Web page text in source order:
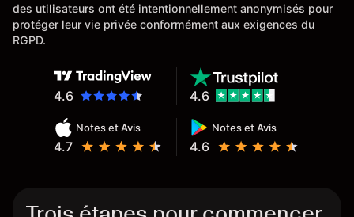
des utilisateurs ont été intentionnellement anonymisés pour
protéger leur vie privée conformément aux exigences du
RGPD.
4.6
Notes et Avis
4.7
Notes et Avis
4.6
4.6